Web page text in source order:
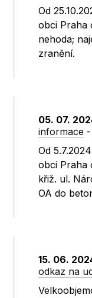
Od
obci Praha
nehoda;
zranění.
05. 07.
informace
Od
obci Praha
křiž. ul.
OA do
15. 06.
odkaz na